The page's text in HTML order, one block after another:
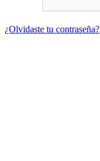
¿Olvidaste tu contraseña?